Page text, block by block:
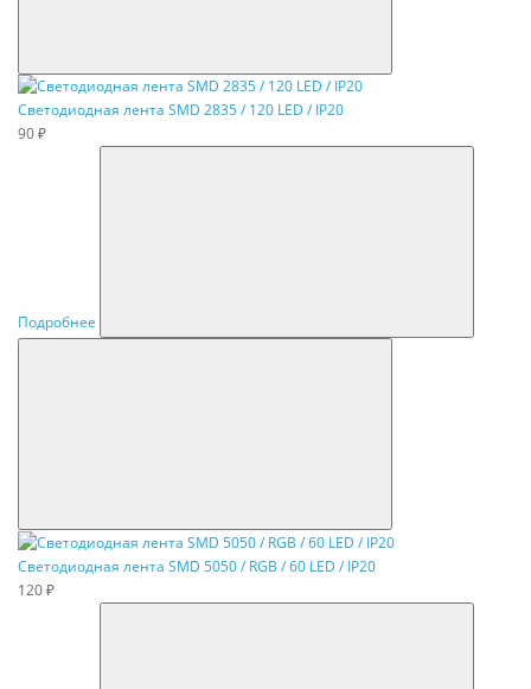
Светодиодная лента SMD 2835 / 120 LED / IP20
90 ₽
Подробнее
Светодиодная лента SMD 5050 / RGB / 60 LED / IP20
120 ₽